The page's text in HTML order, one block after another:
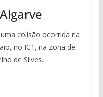
colisão ocorrida na
no IC1, na zona de
de Silves.